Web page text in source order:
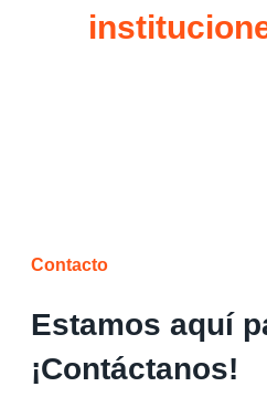
Contacto
Estamos aquí
¡Contáctanos!